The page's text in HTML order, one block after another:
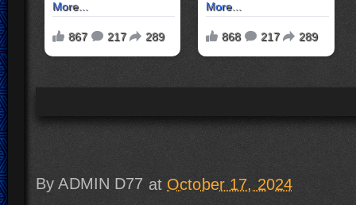
ByADMIN D77 at October 17, 2024